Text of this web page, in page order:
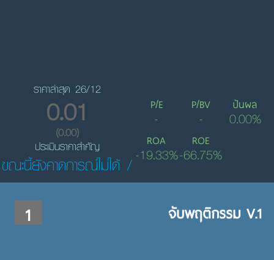
ราคาล่าสุด 26/12
0.01
(0.00)
ประเมินราคาสำคัญ
ขณะนี้ยังคาดการณ์ไม่ได้ /
P/E
-
P/BV
-
ปันผล
0.00%
ROA
-19.33%
ROE
-66.75%
1 จับพฤติกรรม V.1